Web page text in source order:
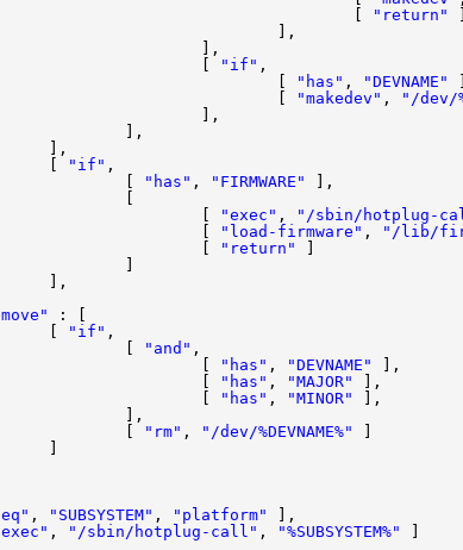
[
"return"
[
"if" ,
[
"has" , "DEVNAME"
[
"makedev" , "/dev/
],
[
"if"
[
"has" , "FIRMWARE"
[
[
"exec" , "/sbin/hotplug-
[
"load-firmware" , "/lib/
[
"return"
]
]
],
: [
[
"if" ,
[
"and" ,
[
"has" , "DEVNAME"
],
[
"has" , "MAJOR"
],
[
"has" , "MINOR"
],
],
[
"rm" , "/dev/%DEVNAME%"
]
],
, "SUBSYSTEM" , "platform"
],
, "/sbin/hotplug-call" , "%SUBSYSTEM%"